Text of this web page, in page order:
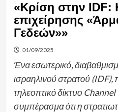
«Κρίση στην IDF:
επιχείρησης
Γεδεών»»
01/09/2025
Ένα εσωτερικό,
ισραηλινού στρατού (IDF),
τηλεοπτικό δίκτυο Channel
συμπέρασμα ότι η